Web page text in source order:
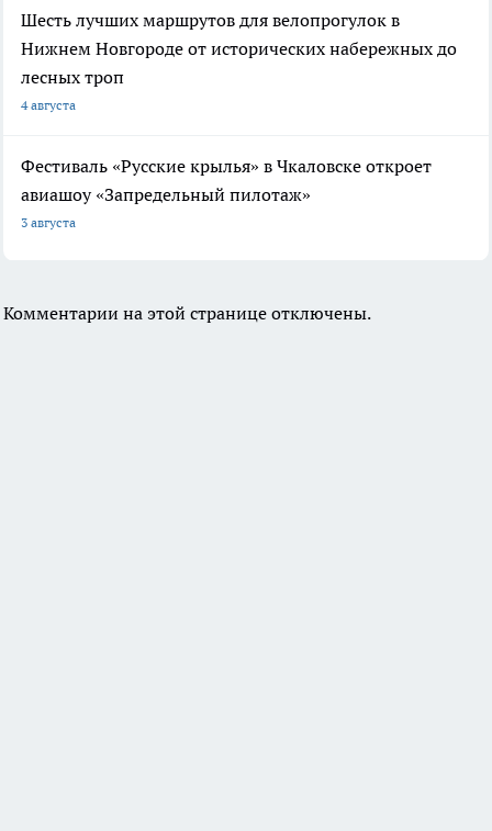
Шесть лучших маршрутов для велопрогулок в
Нижнем Новгороде от исторических набережных до
лесных троп
4 августа
Фестиваль «Русские крылья» в Чкаловске откроет
авиашоу «Запредельный пилотаж»
3 августа
Комментарии на этой странице отключены.